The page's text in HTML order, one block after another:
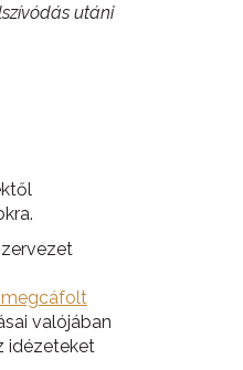
utáni
megcáfolt
valójában
idézeteket